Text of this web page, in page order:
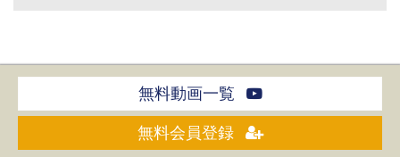
無料動画一覧
無料会員登録